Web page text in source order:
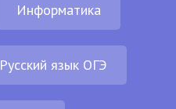
Информатика
Русский язык ОГЭ